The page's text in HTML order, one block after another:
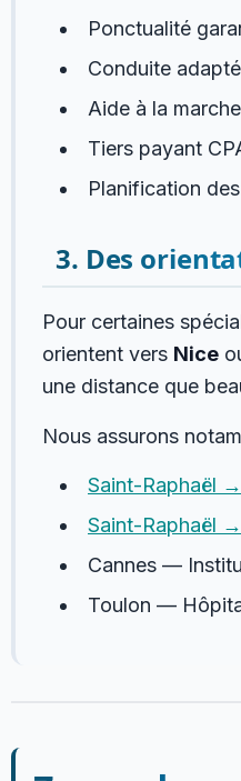
Ponctualité
Conduite
Aide à la
Tiers payant
Planification
3. Des
Pour certaines
orientent vers Nice
une distance que
Nous assurons
Saint-Raphaël
Saint-Raphaël
Cannes —
Toulon —